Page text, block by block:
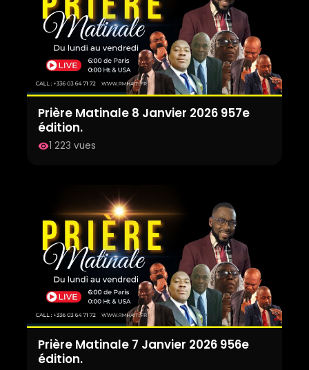
Prière Matinale 8 Janvier 2026 957e
édition.
visibility1 223 vues
Prière Matinale 7 Janvier 2026 956e
édition.